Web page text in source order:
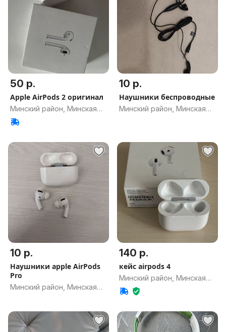
50 р.
Apple AirPods 2 оригинал
Минский район, Минская
обл.
10 р.
Наушники беспроводные
Минский район, Минская
10 р.
Наушники apple AirPods
Pro
Минский район, Минская
140 р.
кейс airpods 4
Минский район, Минская
обл.